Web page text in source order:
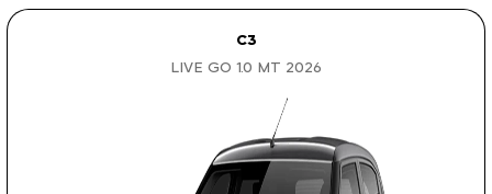
C3
LIVE GO 1.0 MT 2026